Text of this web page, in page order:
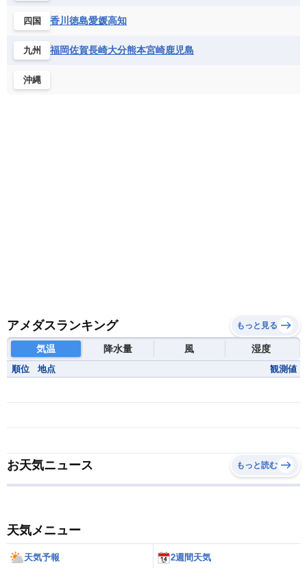
フランス領ギアナ
ベネズエラ
ベリーズ
ボリビア
メキシコ
チュニジア
ナミビア
ニジェール
ブルキナファソ
マダガスカル
四国 香川 徳島愛媛高知
九州 福岡佐賀長崎大分熊本宮崎鹿児島
沖縄
アメダスランキング もっと見る
気温 降水量 風 湿度
順位 地点 観測値
お天気ニュース もっと読む
天気メニュー
天気予報 2週間天気